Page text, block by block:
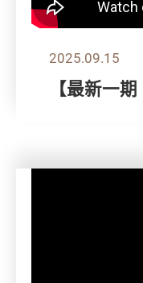
2025.09.15
【最新一